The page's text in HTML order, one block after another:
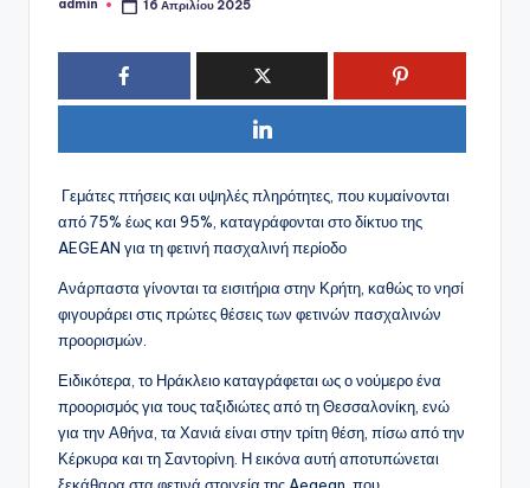
Συγγραφέας:
admin 16 Απριλίου 2025
Γεμάτες πτήσεις και υψηλές πληρότητες, που κυμαίνονται
από 75% έως και 95%, καταγράφονται στο δίκτυο της
AEGEAN για τη φετινή πασχαλινή περίοδο
Ανάρπαστα γίνονται τα εισιτήρια στην Κρήτη, καθώς το νησί
φιγουράρει στις πρώτες θέσεις των φετινών πασχαλινών
προορισμών.
Ειδικότερα, το Ηράκλειο καταγράφεται ως ο νούμερο ένα
προορισμός για τους ταξιδιώτες από τη Θεσσαλονίκη, ενώ
για την Αθήνα, τα Χανιά είναι στην τρίτη θέση, πίσω από την
Κέρκυρα και τη Σαντορίνη. Η εικόνα αυτή αποτυπώνεται